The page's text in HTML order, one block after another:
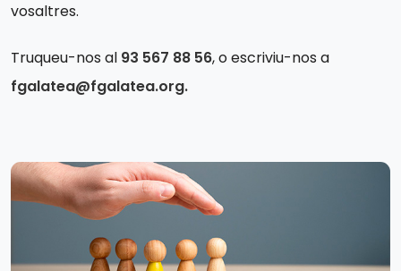
vosaltres.
Truqueu-nos al 93 567 88 56,o escriviu-nos a
fgalatea@fgalatea.org.